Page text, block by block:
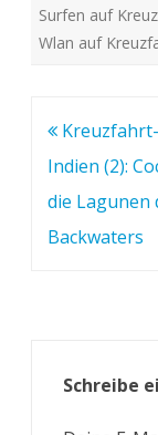
Surfen auf
Wlan auf
Indien (2):
die Lagunen
Backwaters
Schreibe